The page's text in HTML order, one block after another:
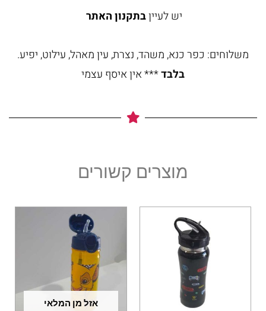
יש לעייןבתקנון האתר
משלוחים: כפר כנא, משהד, נצרת, עין מאהל, עילוט, יפיע.
בלבד*** אין איסף עצמי
מוצרים קשורים
אזל מן המלאי